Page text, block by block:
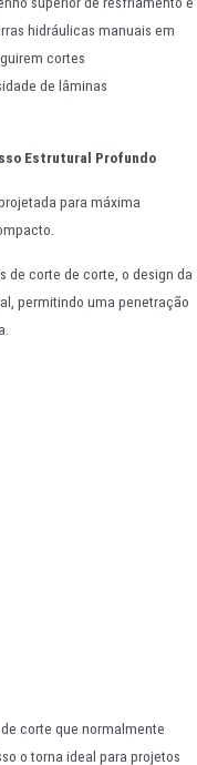
hidráulicas manuais em
cortes
de lâminas
Estrutural Profundo
para máxima
de corte de corte, o design da
permitindo uma penetração
corte que normalmente
o torna ideal para projetos